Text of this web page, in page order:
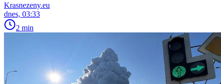
Krasnezeny.eu
dnes, 03:33
2 min